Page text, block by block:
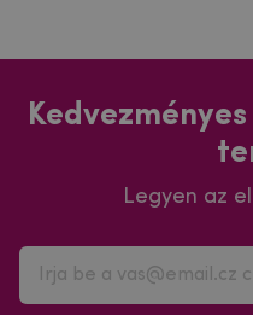
Legyen az